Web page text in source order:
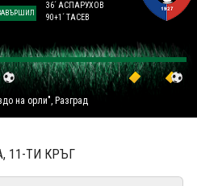
36´ АСПАРУХОВ
90+1´ ТАСЕВ
на орли", Разград
11-ТИ КРЪГ